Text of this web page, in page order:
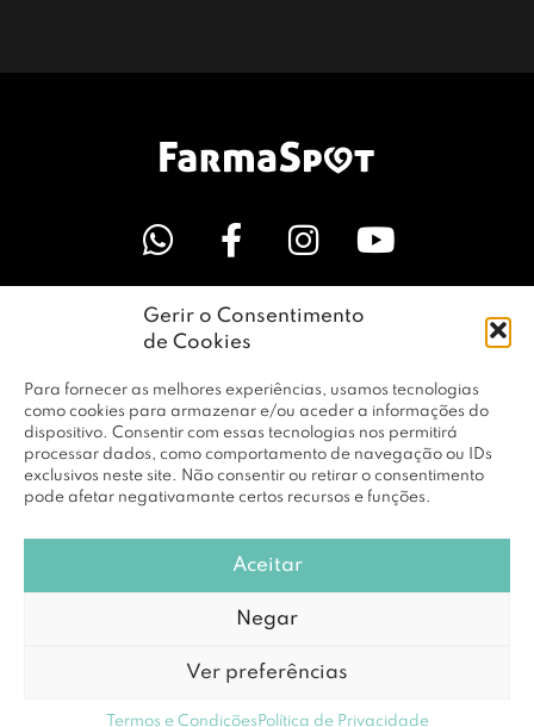
Gerir o Consentimento
de Cookies
Para fornecer as melhores experiências, usamos tecnologias
como cookies para armazenar e/ou aceder a informações do
dispositivo. Consentir com essas tecnologias nos permitirá
processar dados, como comportamento de navegação ou IDs
exclusivos neste site. Não consentir ou retirar o consentimento
pode afetar negativamante certos recursos e funções.
Aceitar
Negar
Ver preferências
Termos e Condições Política de Privacidade
LINKS ÚTEIS
EMPRESA
PERFIL
© Copyright 2026 RBF Distribuição Lda. Todos os Direitos